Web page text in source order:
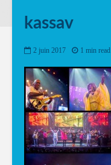
kassav
2 juin 2017 1 min read